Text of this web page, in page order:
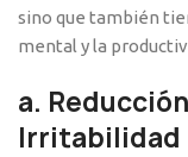
sino que también
mental y la
a.
Irritabilidad